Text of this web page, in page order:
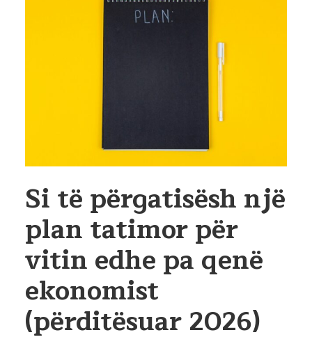
Si të përgatisësh një
plan tatimor për
vitin edhe pa qenë
ekonomist
(përditësuar 2026)